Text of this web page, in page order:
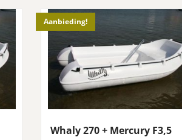
Aanbieding!
Whaly 270 + Mercury F3,5